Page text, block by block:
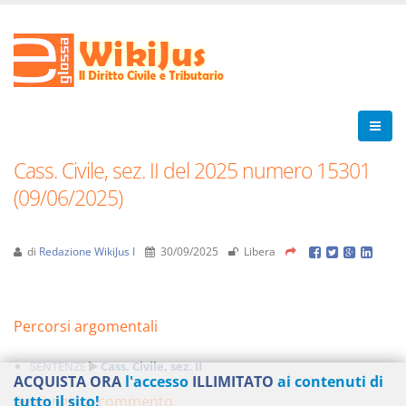
Cass. Civile, sez. II del 2025 numero 15301
(09/06/2025)
di Redazione WikiJus I 30/09/2025 Libera
Percorsi argomentali
SENTENZE Cass. Civile, sez. II
Aggiungi un commento
ACQUISTA ORA l'accesso ILLIMITATO ai contenuti di
tutto il sito!